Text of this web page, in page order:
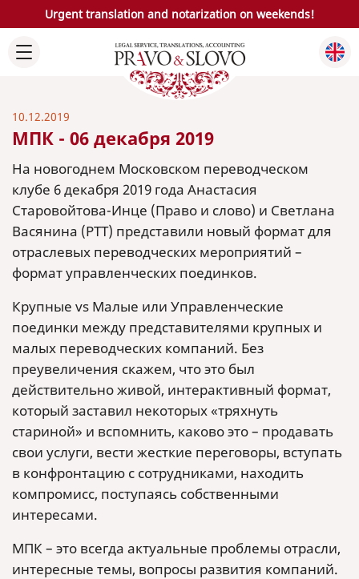
Urgent translation and notarization on weekends!
10.12.2019
МПК - 06 декабря 2019
На новогоднем Московском переводческом
клубе 6 декабря 2019 года Анастасия
Старовойтова-Инце (Право и слово) и Светлана
Васянина (РТТ) представили новый формат для
отраслевых переводческих мероприятий –
формат управленческих поединков.
Крупные vs Малые или Управленческие
поединки между представителями крупных и
малых переводческих компаний. Без
преувеличения скажем, что это был
действительно живой, интерактивный формат,
который заставил некоторых «тряхнуть
стариной» и вспомнить, каково это – продавать
свои услуги, вести жесткие переговоры, вступать
в конфронтацию с сотрудниками, находить
компромисс, поступаясь собственными
интересами.
МПК – это всегда актуальные проблемы отрасли,
интересные темы, вопросы развития компаний.